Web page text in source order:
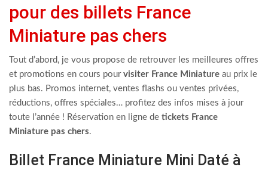
pour des billets France
Miniature pas chers
Tout d’abord, je vous propose de retrouver les meilleures offres
et promotions en cours pourvisiter France Miniature au prix le
plus bas. Promos internet, ventes flashs ou ventes privées,
réductions, offres spéciales… profitez des infos mises à jour
toute l’année ! Réservation en ligne de tickets France
Miniature pas chers.
Billet France Miniature Mini Daté à